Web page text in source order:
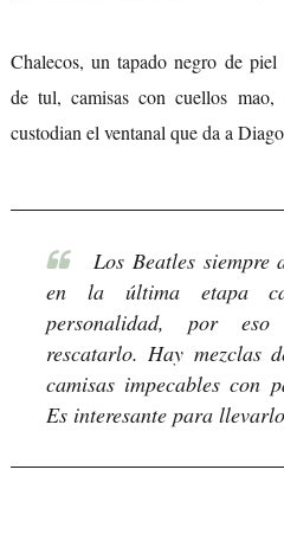
Chalecos, un tapado negro de piel
de tul, camisas con cuellos mao,
custodian el ventanal que da a
Los Beatles siempre
en la última etapa
personalidad, por
rescatarlo. Hay mezclas
camisas impecables con
Es interesante para